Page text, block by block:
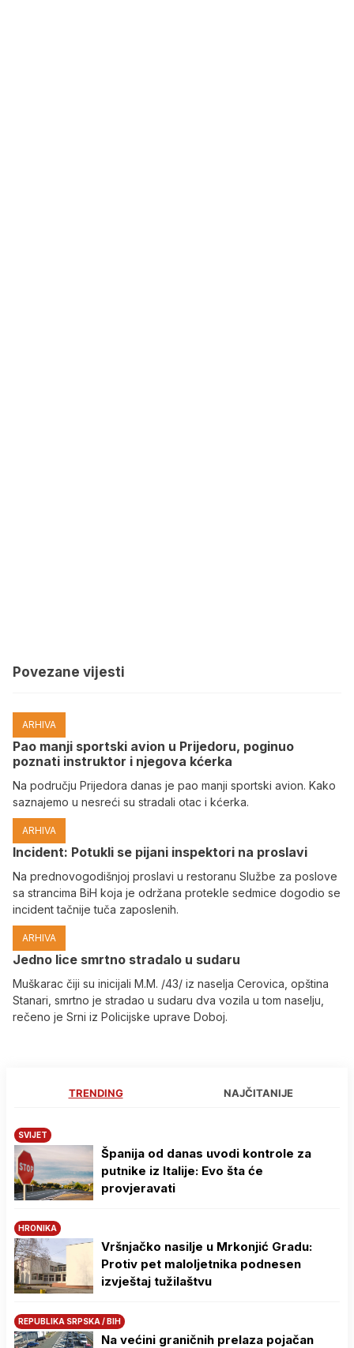
Povezane vijesti
ARHIVA
Pao manji sportski avion u Prijedoru, poginuo
poznati instruktor i njegova kćerka
Na području Prijedora danas je pao manji sportski avion. Kako
saznajemo u nesreći su stradali otac i kćerka.
ARHIVA
Incident: Potukli se pijani inspektori na proslavi
Na prednovogodišnjoj proslavi u restoranu Službe za poslove
sa strancima BiH koja je održana protekle sedmice dogodio se
incident tačnije tuča zaposlenih.
ARHIVA
Јedno lice smrtno stradalo u sudaru
Muškarac čiji su inicijali M.M. /43/ iz naselja Cerovica, opština
Stanari, smrtno je stradao u sudaru dva vozila u tom naselju,
rečeno je Srni iz Policijske uprave Doboj.
TRENDING NAJČITANIJE
SVIJET
Španija od danas uvodi kontrole za
putnike iz Italije: Evo šta će
provjeravati
HRONIKA
Vršnjačko nasilje u Mrkonjić Gradu:
Protiv pet maloljetnika podnesen
izvještaj tužilaštvu
REPUBLIKA SRPSKA / BIH
Na većini graničnih prelaza pojačan